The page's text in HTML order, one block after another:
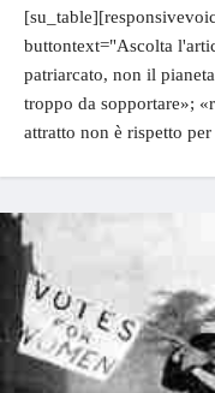
buttontext="Ascolta
patriarcato, non il
troppo da sopportare»;
attratto non è rispetto